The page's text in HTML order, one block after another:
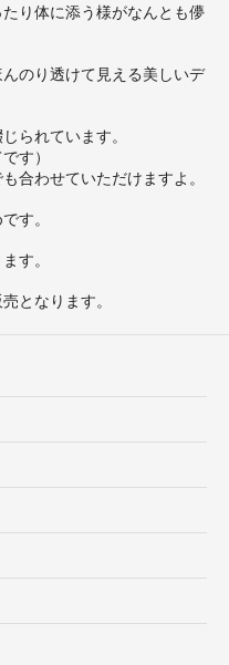
り体に添う様がなんとも儚
のり透けて見える美しいデ
られています。
す）
合わせていただけますよ。
す。
す。
となります。